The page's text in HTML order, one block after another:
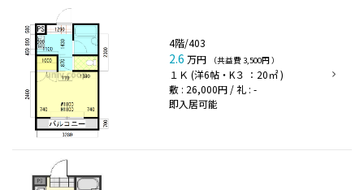
4階/403
2.6 万円 （共益費 3,500円 ）
１Ｋ (洋6帖・K３ ：20㎡ )
敷 : 26,000円 / 礼 : -
即入居可能